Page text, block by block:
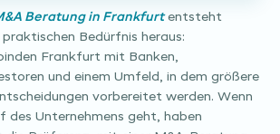
Beratung in Frankfurtentsteht
Bedürfnis heraus:
Frankfurt mit Banken,
und einem Umfeld, in dem größere
vorbereitet werden. Wenn
des Unternehmens geht, haben